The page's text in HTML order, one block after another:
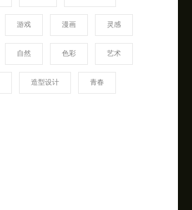
游戏 漫画 灵感
自然 色彩 艺术
造型设计 青春